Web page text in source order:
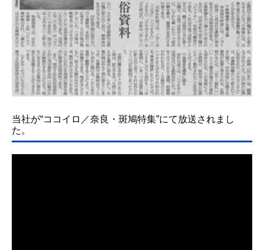
当社が“ココイロ／奈良・斑鳩特集”にて放送されまし
た。